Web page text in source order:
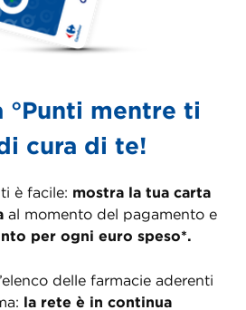
°Punti mentre ti
cura di te!
è facile: mostra la tua carta
al momento del pagamento e
per ogni euro speso*.
delle farmacie aderenti
la rete è in continua